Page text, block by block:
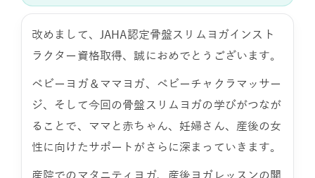
改めまして、JAHA認定骨盤スリムヨガインスト
ラクター資格取得、誠におめでとうございます。
ベビーヨガ＆ママヨガ、ベビーチャクラマッサー
ジ、そして今回の骨盤スリムヨガの学びがつなが
ることで、ママと赤ちゃん、妊婦さん、産後の女
性に向けたサポートがさらに深まっていきます。
産院でのマタニティヨガ、産後ヨガレッスンの開